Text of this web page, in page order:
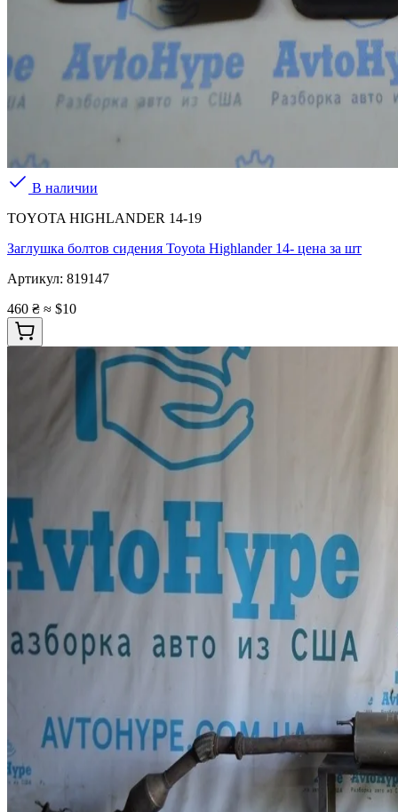
В наличии
TOYOTA HIGHLANDER 14-19
Заглушка болтов сидения Toyota Highlander 14- цена за шт
Артикул: 819147
460 ₴ ≈ $10